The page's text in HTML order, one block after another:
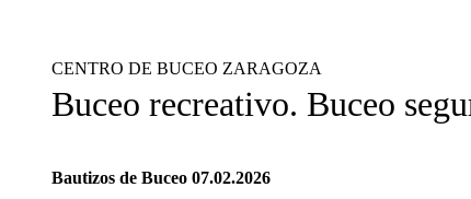
CENTRO DE BUCEO ZARAGOZA
Buceo recreativo. Buceo
Bautizos de Buceo 07.02.2026